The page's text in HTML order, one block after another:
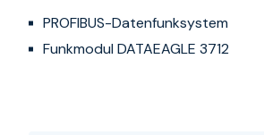
PROFIBUS-Datenfunksystem
Funkmodul DATAEAGLE 3712